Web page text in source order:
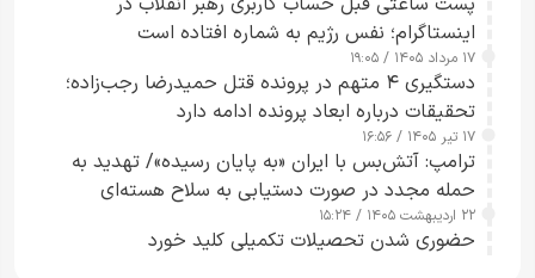
اینستاگرام؛ نفس رژیم به شماره افتاده است​
۱۷ مرداد ۱۴۰۵ / ۱۹:۰۵
دستگیری ۴ متهم در پرونده قتل حمیدرضا رجب‌زاده؛
تحقیقات درباره ابعاد پرونده ادامه دارد
۱۷ تیر ۱۴۰۵ / ۱۶:۵۶
ترامپ: آتش‌بس با ایران «به پایان رسیده»/ تهدید به
حمله مجدد در صورت دستیابی به سلاح هسته‌ای
۲۲ اردیبهشت ۱۴۰۵ / ۱۵:۲۴
حضوری شدن تحصیلات تکمیلی کلید خورد